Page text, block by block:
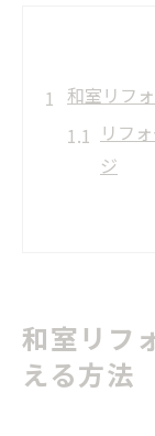
和室リフ
リフ
ジ
障子
障子をや
障子
和室リフ
える方法